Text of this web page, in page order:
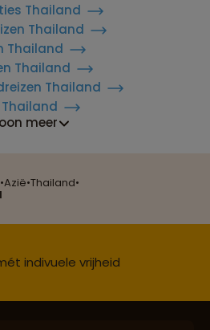
•Azië•Thailand•
Thailand
Thailand
Thailand
Thailand
Thailand
Thailand
meer
voor mens, cultuur en milieu
indivuele vrijheid